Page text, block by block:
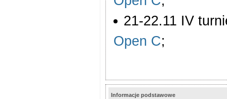
21-22.11 IV
Open C;
Informacje podstawowe